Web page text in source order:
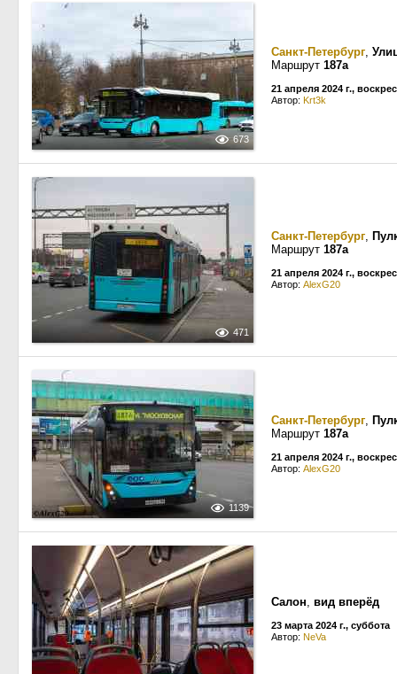
673
Санкт-Петербург,
Маршрут 187а
21 апреля 2024 г.,
Автор: Krt3k
471
Санкт-Петербург,
Маршрут 187а
21 апреля 2024 г.,
Автор: AlexG20
1139
Санкт-Петербург,
Маршрут 187а
21 апреля 2024 г.,
Автор: AlexG20
Салон, вид вперёд
23 марта 2024 г., суббота
Автор: NeVa